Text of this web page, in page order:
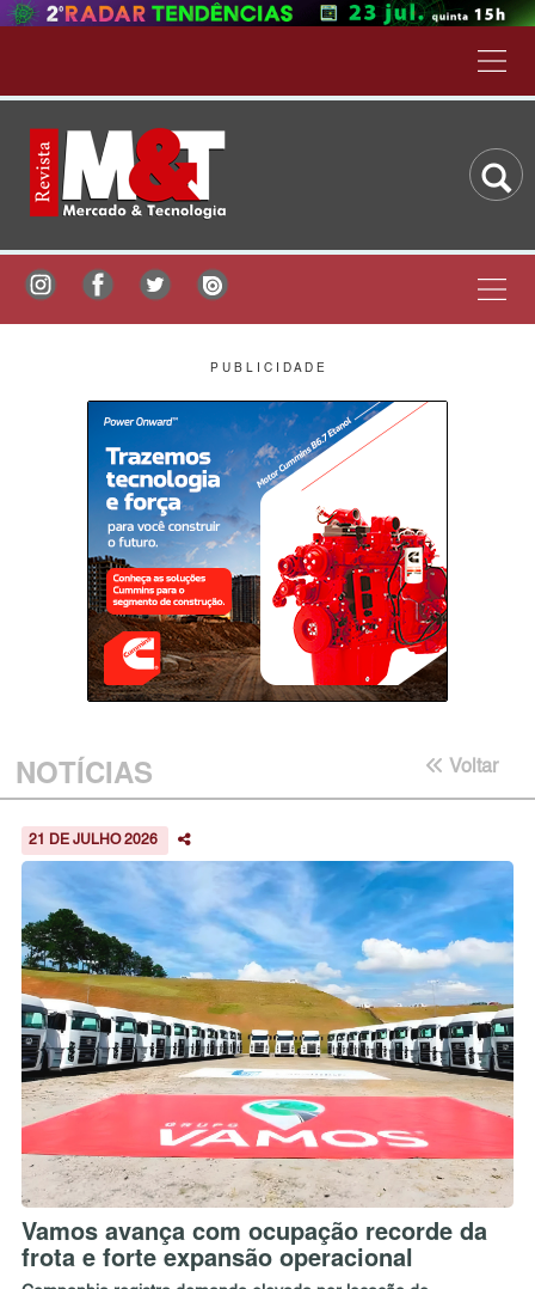
P U B L I C I D A D E
NOTÍCIAS Voltar
21 DE JULHO 2026
Vamos avança com ocupação recorde da
frota e forte expansão operacional